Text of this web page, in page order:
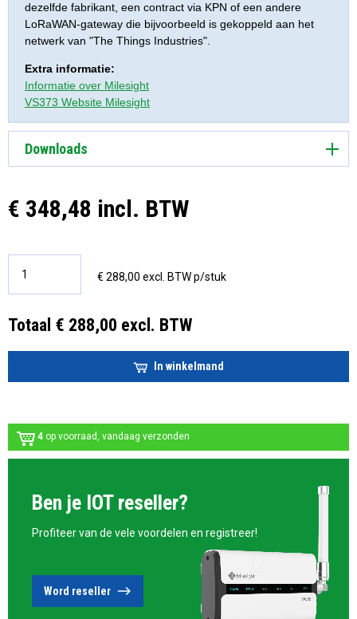
dezelfde fabrikant, een contract via KPN of een andere
LoRaWAN-gateway die bijvoorbeeld is gekoppeld aan het
netwerk van "The Things Industries".
Extra informatie:
Informatie over Milesight
VS373 Website Milesight
Downloads
€ 348,48 incl. BTW
€ 288,00 excl. BTW p/stuk
Totaal € 288,00 excl. BTW
In winkelmand
4 op voorraad, vandaag verzonden
Ben je IOT reseller?
Profiteer van de vele voordelen en registreer!
Word reseller